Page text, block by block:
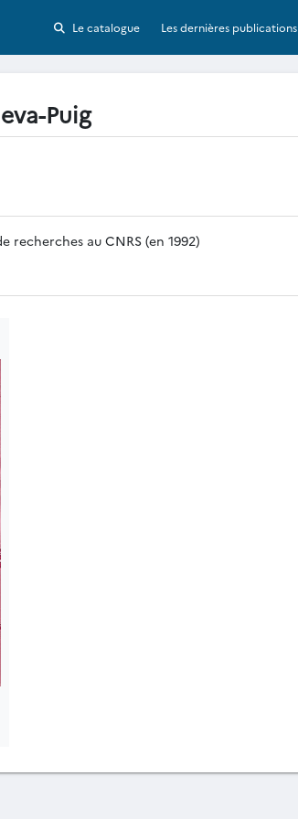
Le catalogue Les dernières publications
Puig
recherches au CNRS (en 1992)